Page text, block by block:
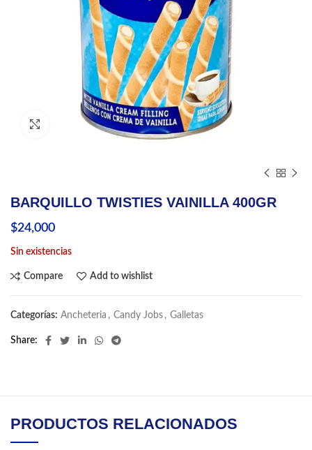
Click to enlarge
BARQUILLO TWISTIES VAINILLA 400GR
$24,000
Sin existencias
Compare Add to wishlist
Categorías: Ancheteria , Candy Jobs , Galletas
Share
PRODUCTOS RELACIONADOS